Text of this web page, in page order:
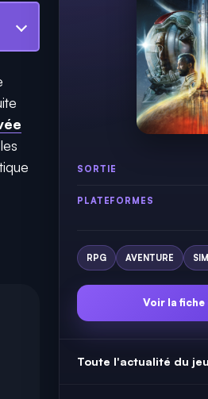
SORTIE
PLATEFORMES
RPG AVENTURE
Voir la
Toute l'actualité du jeu